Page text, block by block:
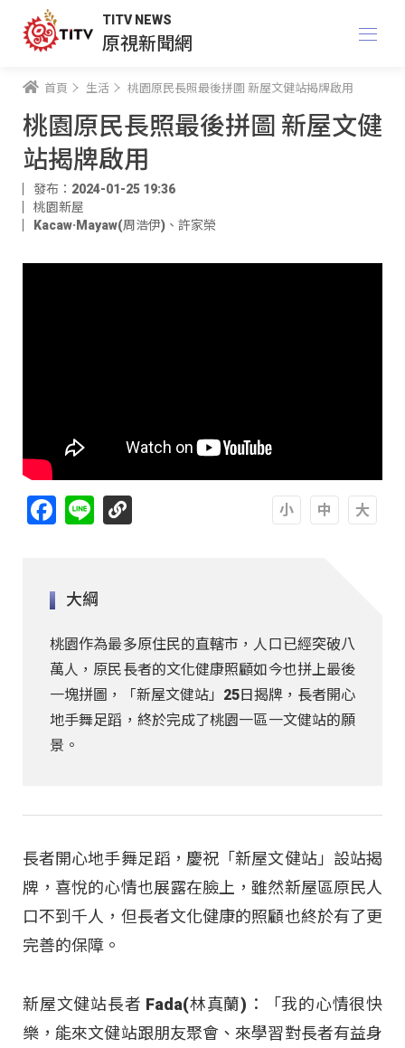
TITV NEWS
原視新聞網
首頁 生活 桃園原民長照最後拼圖 新屋文健站揭牌啟用
桃園原民長照最後拼圖 新屋文健
站揭牌啟用
發布：2024-01-25 19:36
桃園新屋
Kacaw·Mayaw(周浩伊) 、 許家榮
Facebook
Line
大綱
桃園作為最多原住民的直轄市，人口已經突破八
萬人，原民長者的文化健康照顧如今也拼上最後
一塊拼圖，「新屋文健站」25日揭牌，長者開心
地手舞足蹈，終於完成了桃園一區一文健站的願
景。
長者開心地手舞足蹈，慶祝「新屋文健站」設站揭
牌，喜悅的心情也展露在臉上，雖然新屋區原民人
口不到千人，但長者文化健康的照顧也終於有了更
完善的保障。
新屋文健站長者 Fada(林真蘭)：「我的心情很快
樂，能來文健站跟朋友聚會、來學習對長者有益身